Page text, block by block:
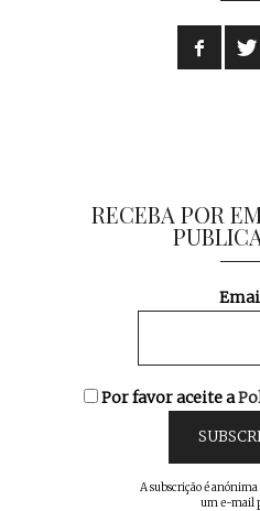
RECEBA POR
Por favor aceite a
A subscrição é
um e-mail